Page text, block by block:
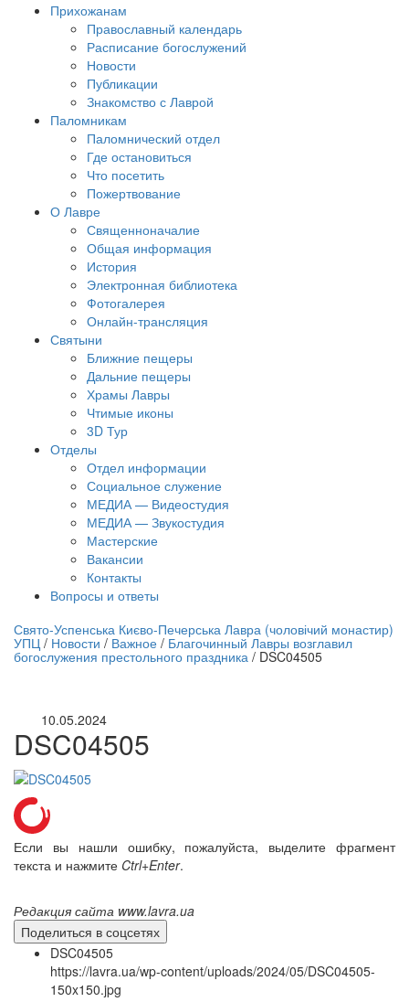
Прихожанам
Православный календарь
Расписание богослужений
Новости
Публикации
Знакомство с Лаврой
Паломникам
Паломнический отдел
Где остановиться
Что посетить
Пожертвование
О Лавре
Священноначалие
Общая информация
История
Электронная библиотека
Фотогалерея
Онлайн-трансляция
Святыни
Ближние пещеры
Дальние пещеры
Храмы Лавры
Чтимые иконы
3D Тур
Отделы
Отдел информации
Социальное служение
МЕДИА — Видеостудия
МЕДИА — Звукостудия
Мастерские
Вакансии
Контакты
Вопросы и ответы
трансляция | 12 сентября
трансляции
Свято-Успенська Києво-Печерська Лавра (чоловічий монастир)
УПЦ / Новости / Важное / Благочинный Лавры возглавил
богослужения престольного праздника / DSC04505
10.05.2024
DSC04505
Если вы нашли ошибку, пожалуйста, выделите фрагмент
текста и нажмите Ctrl+Enter.
Редакция сайта www.lavra.ua
Поделиться в соцсетях
DSC04505
https://lavra.ua/wp-content/uploads/2024/05/DSC04505-
150x150.jpg